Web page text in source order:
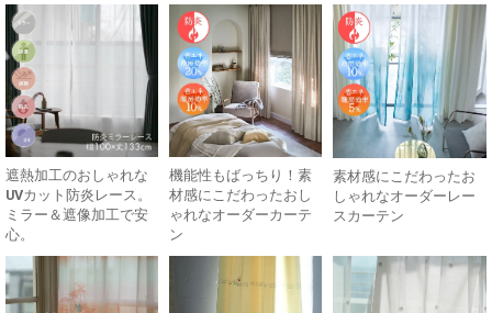
遮熱加工のおしゃれな
UVカット防炎レース。
ミラー＆遮像加工で安
心。
機能性もばっちり！素
材感にこだわったおし
ゃれなオーダーカーテ
ン
素材感にこだわったお
しゃれなオーダーレー
スカーテン